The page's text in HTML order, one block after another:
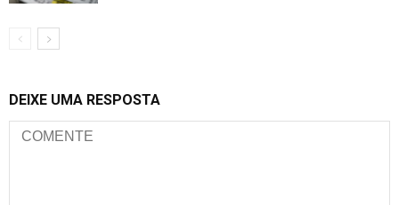
DEIXE UMA RESPOSTA